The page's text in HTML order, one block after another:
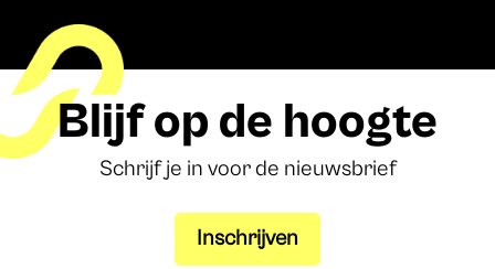
Blijf op de hoogte
Schrijf je in voor de nieuwsbrief
Inschrijven